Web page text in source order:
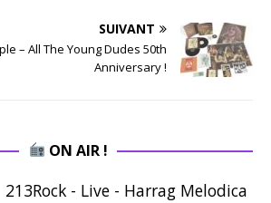
SUIVANT
– All The Young Dudes 50th
Anniversary !
ON AIR !
213Rock - Live - Harrag Melodica